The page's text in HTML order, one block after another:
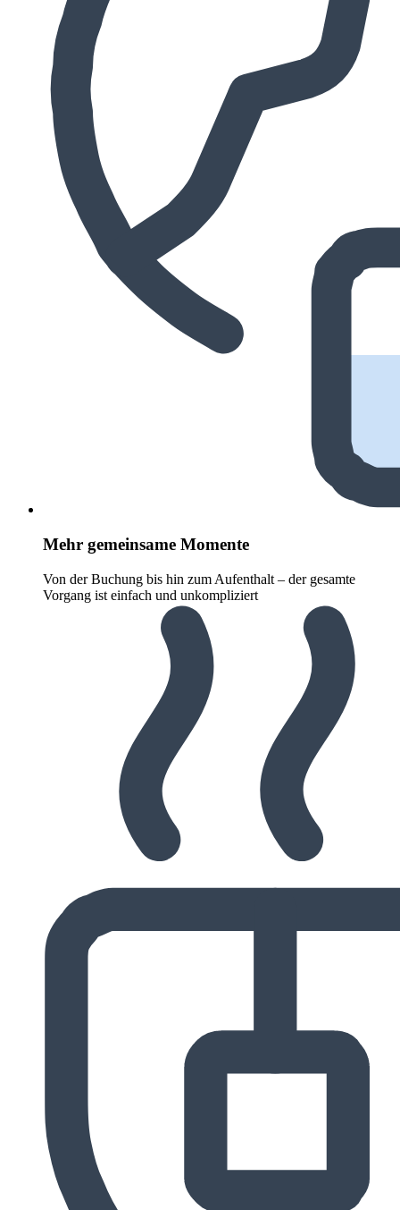
Mehr gemeinsame Momente
Von der Buchung bis hin zum Aufenthalt – der gesamte
Vorgang ist einfach und unkompliziert